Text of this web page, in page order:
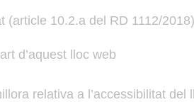
(article 10.2.a del RD 1112/
d’aquest lloc web
relativa a l’accessibilitat del